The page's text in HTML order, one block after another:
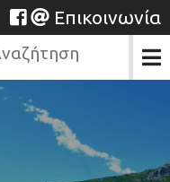
Επικοινωνία